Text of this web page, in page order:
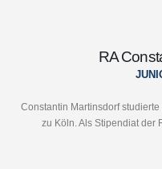
RA
Constantin Martinsdorf
zu Köln. Als Stipendiat der